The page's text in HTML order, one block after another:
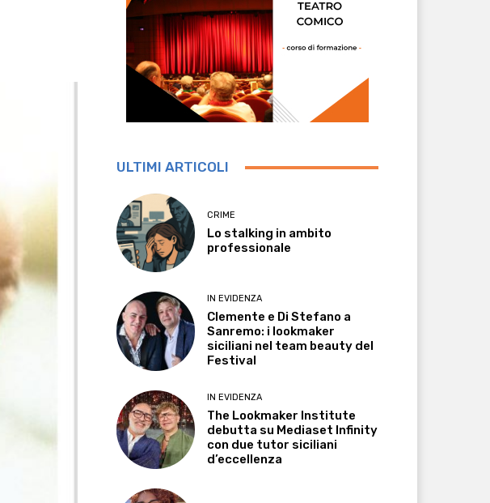
ULTIMI ARTICOLI
CRIME
Lo stalking in ambito
professionale
IN EVIDENZA
Clemente e Di Stefano a
Sanremo: i lookmaker
siciliani nel team beauty del
Festival
IN EVIDENZA
The Lookmaker Institute
debutta su Mediaset Infinity
con due tutor siciliani
d’eccellenza